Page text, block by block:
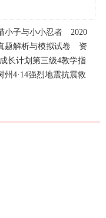
小子与小小忍者
2020
题解析与模拟试卷
资
长计划第三级4教学指
州4·14强烈地震抗震救